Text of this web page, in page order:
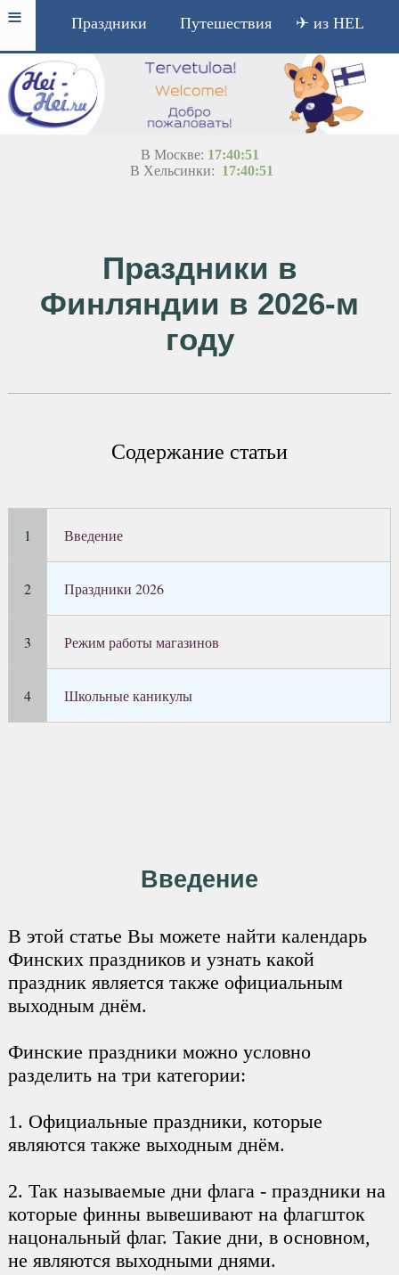
≡ Праздники Путешествия ✈ из HEL
В Москве: 17:40:51
В Хельсинки: 17:40:51
Праздники в
Финляндии в 2026-м
году
Содержание статьи
Введение
Праздники 2026
Режим работы магазинов
Школьные каникулы
Введение
В этой статье Вы можете найти календарь
Финских праздников и узнать какой
праздник является также официальным
выходным днём.
Финские праздники можно условно
разделить на три категории:
1. Официальные праздники, которые
являются также выходным днём.
2. Так называемые дни флага - праздники на
которые финны вывешивают на флагшток
нацональный флаг. Такие дни, в основном,
не являются выходными днями.